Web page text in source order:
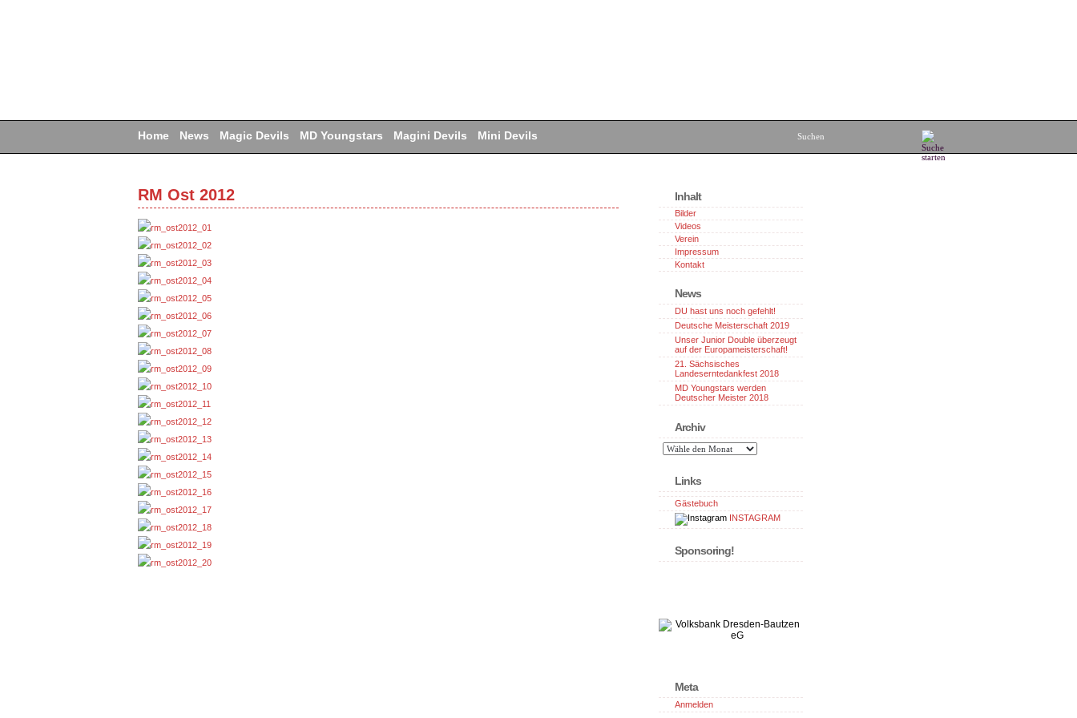
Home News Magic Devils MD Youngstars Magini Devils Mini Devils
RM Ost 2012 Inhalt
Bilder
Videos
Verein
Impressum
Kontakt
News
DU hast uns noch gefehlt!
Deutsche Meisterschaft 2019
Unser Junior Double überzeugt
auf der Europameisterschaft!
21. Sächsisches
Landeserntedankfest 2018
MD Youngstars werden
Deutscher Meister 2018
Archiv
Links
Gästebuch
INSTAGRAM
Sponsoring!
Meta
Anmelden